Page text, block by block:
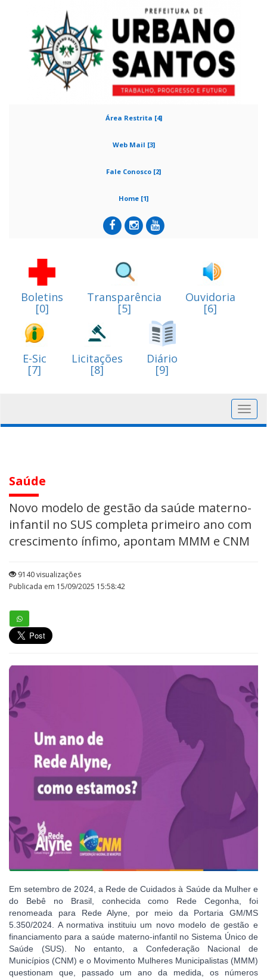
Área Restrita [4]
Web Mail [3]
Fale Conosco [2]
Home [1]
Boletins
[0]
Transparência
[5]
Ouvidoria
[6]
E-Sic
[7]
Licitações
[8]
Diário
[9]
Saúde
Novo modelo de gestão da saúde materno-
infantil no SUS completa primeiro ano com
crescimento ínfimo, apontam MMM e CNM
9140 visualizações
Publicada em 15/09/2025 15:58:42
Em setembro de 2024, a Rede de Cuidados à Saúde da Mulher e
do Bebê no Brasil, conhecida como Rede Cegonha, foi
renomeada para Rede Alyne, por meio da Portaria GM/MS
5.350/2024. A normativa instituiu um novo modelo de gestão e
financiamento para a saúde materno-infantil no Sistema Único de
Saúde (SUS). No entanto, a Confederação Nacional de
Municípios (CNM) e o Movimento Mulheres Municipalistas (MMM)
questionam que, passado um ano da medida, os números